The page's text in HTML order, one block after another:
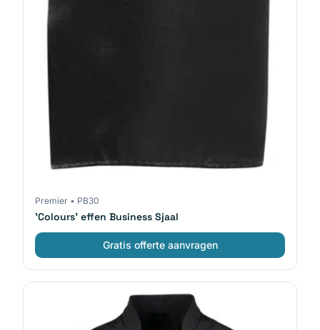
Premier • PB30
'Colours' effen Business Sjaal
Gratis offerte aanvragen